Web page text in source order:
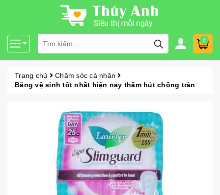
0
Trang chủ
Chăm sóc cá nhân
Băng vệ sinh tốt nhất hiện nay thấm hút chống tràn